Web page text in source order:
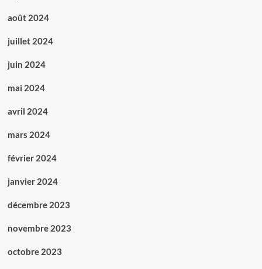
août 2024
juillet 2024
juin 2024
mai 2024
avril 2024
mars 2024
février 2024
janvier 2024
décembre 2023
novembre 2023
octobre 2023